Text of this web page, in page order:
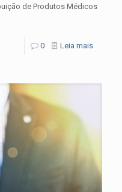
de Produtos Médicos
0 Leia mais